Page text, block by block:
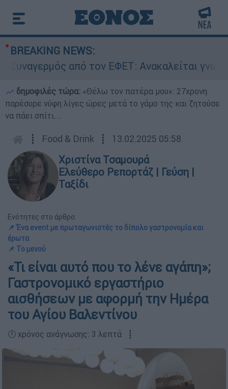
BREAKING NEWS:
από τον ΕΦΕΤ: Ανακαλείται γνωστή
δημοφιλές τώρα: «Θέλω τον πατέρα μου»: 27χρονη
παρέσυρε νύφη λίγες ώρες μετά το γάμο της και ζητούσε
να πάει σπίτι...
┋ Food & Drink ┋ 13.02.2025 05:58
Χριστίνα Τσαμουρά
Ελεύθερο Ρεπορτάζ | Γεύση |
Ταξίδι
Ενότητες στο άρθρο:
📌 Ένα event με πρωταγωνιστές το δίπολο γαστρονομία και
έρωτα
📌 Το μενού
«Τι είναι αυτό που το λένε αγάπη»;
Γαστρονομικό εργαστήριο
αισθήσεων με αφορμή την Ημέρα
του Αγίου Βαλεντίνου
🕛 χρόνος ανάγνωσης: 3 λεπτά ┋